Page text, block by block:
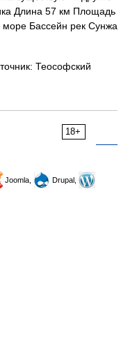
Длина 57 км Площадь
море Бассейн рек Сунжа
Теософский
18+
Joomla,
Drupal,